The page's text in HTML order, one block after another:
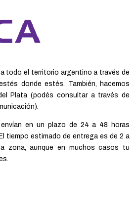
todo el territorio argentino a través de
donde estés. También, hacemos
Plata (podés consultar a través de
en un plazo de 24 a 48 horas
tiempo estimado de entrega es de 2 a
zona, aunque en muchos casos tu